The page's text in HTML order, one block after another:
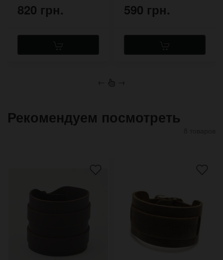
820 грн. 590 грн.
← →
Рекомендуем посмотреть